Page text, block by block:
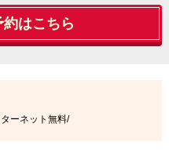
はこちら
ーネット無料/